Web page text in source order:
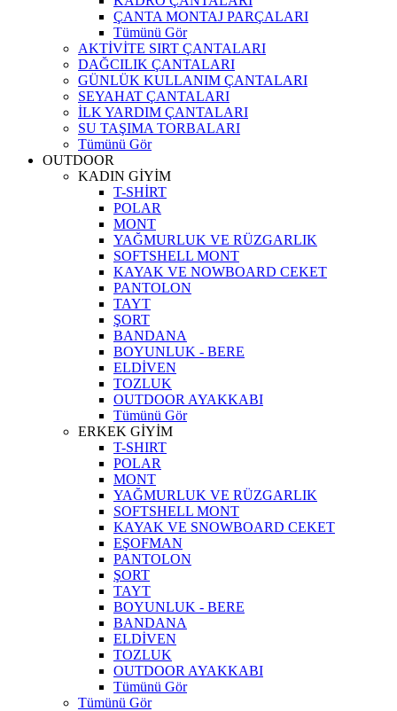
ÇANTA MONTAJ PARÇALARI
Tümünü Gör
AKTİVİTE SIRT ÇANTALARI
DAĞCILIK ÇANTALARI
GÜNLÜK KULLANIM ÇANTALARI
SEYAHAT ÇANTALARI
İLK YARDIM ÇANTALARI
SU TAŞIMA TORBALARI
Tümünü Gör
OUTDOOR
KADIN GİYİM
T-SHİRT
POLAR
MONT
YAĞMURLUK VE RÜZGARLIK
SOFTSHELL MONT
KAYAK VE NOWBOARD CEKET
PANTOLON
TAYT
ŞORT
BANDANA
BOYUNLUK - BERE
ELDİVEN
TOZLUK
OUTDOOR AYAKKABI
Tümünü Gör
ERKEK GİYİM
T-SHIRT
POLAR
MONT
YAĞMURLUK VE RÜZGARLIK
SOFTSHELL MONT
KAYAK VE SNOWBOARD CEKET
EŞOFMAN
PANTOLON
ŞORT
TAYT
BOYUNLUK - BERE
BANDANA
ELDİVEN
TOZLUK
OUTDOOR AYAKKABI
Tümünü Gör
Tümünü Gör